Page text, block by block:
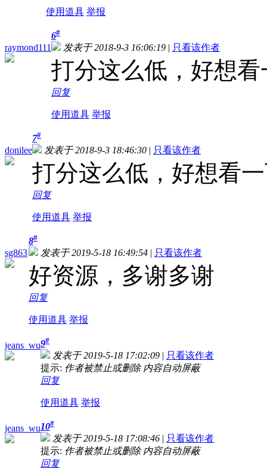
使用道具 举报
raymond111
6#
发表于 2018-9-3 16:06:19 | 只看该作者
打分这么低，好想看
回复
使用道具 举报
donilee
7#
发表于 2018-9-3 18:46:30 | 只看该作者
打分这么低，好想看
回复
使用道具 举报
sg863
8#
发表于 2019-5-18 16:49:54 | 只看该作者
好资源，多谢多谢
回复
使用道具 举报
jeans_wu9#
发表于 2019-5-18 17:02:09 | 只看该作者
提示: 作者被禁止或删除 内容自动屏蔽
回复
使用道具 举报
jeans_wu10#
发表于 2019-5-18 17:08:46 | 只看该作者
提示: 作者被禁止或删除 内容自动屏蔽
回复